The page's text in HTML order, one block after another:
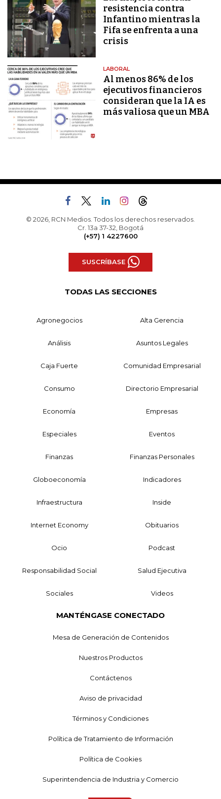
resistencia contra
Infantino mientras la
Fifa se enfrenta a una
crisis
LABORAL
Al menos 86% de los
ejecutivos financieros
consideran que la IA es
más valiosa que un MBA
© 2026, RCN Medios. Todos los derechos reservados.
Cr. 13a 37-32, Bogotá
(+57) 1 4227600
SUSCRÍBASE
TODAS LAS SECCIONES
Agronegocios Alta Gerencia
Análisis Asuntos Legales
Caja Fuerte Comunidad Empresarial
Consumo Directorio Empresarial
Economía Empresas
Especiales Eventos
Finanzas Finanzas Personales
Globoeconomía Indicadores
Infraestructura Inside
Internet Economy Obituarios
Ocio Podcast
Responsabilidad Social Salud Ejecutiva
Sociales Videos
MANTÉNGASE CONECTADO
Mesa de Generación de Contenidos
Nuestros Productos
Contáctenos
Aviso de privacidad
Términos y Condiciones
Política de Tratamiento de Información
Política de Cookies
Superintendencia de Industria y Comercio